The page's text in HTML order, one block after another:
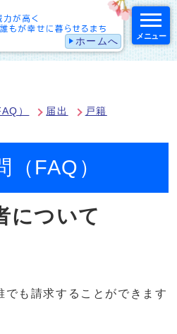
ホームへ メニュー
） 届出 戸籍
（FAQ）
について
でも請求することができます